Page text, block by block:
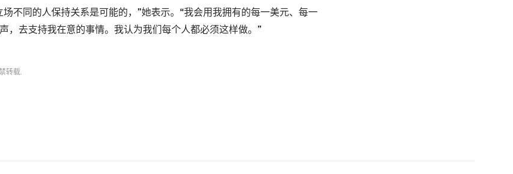
场不同的人保持关系是可能的，”她表示。“我会用我拥有的每一美元、每一
，去支持我在意的事情。我认为我们每个人都必须这样做。”
转载.